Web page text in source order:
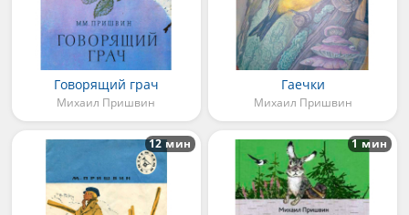
Говорящий грач
Михаил Пришвин
Гаечки
Михаил Пришвин
12 мин 1 мин